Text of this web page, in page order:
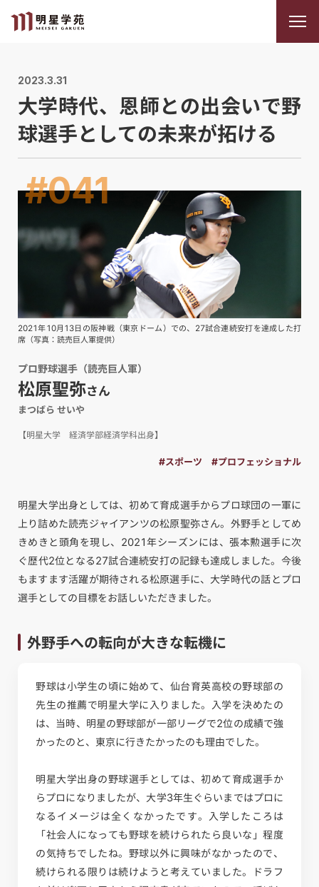
2023.3.31
大学時代、恩師との出会いで野
球選手としての未来が拓ける
#041
2021年10月13日の阪神戦（東京ドーム）での、27試合連続安打を達成した打
席（写真：読売巨人軍提供）
プロ野球選手（読売巨人軍）
松原聖弥さん
まつばら せいや
【明星大学 経済学部経済学科出身】
#スポーツ #プロフェッショナル
明星大学出身としては、初めて育成選手からプロ球団の一軍に
上り詰めた読売ジャイアンツの松原聖弥さん。外野手としてめ
きめきと頭角を現し、2021年シーズンには、張本勲選手に次
ぐ歴代2位となる27試合連続安打の記録も達成しました。今後
もますます活躍が期待される松原選手に、大学時代の話とプロ
選手としての目標をお話しいただきました。
外野手への転向が大きな転機に
野球は小学生の頃に始めて、仙台育英高校の野球部の
先生の推薦で明星大学に入りました。入学を決めたの
は、当時、明星の野球部が一部リーグで2位の成績で強
かったのと、東京に行きたかったのも理由でした。
明星大学出身の野球選手としては、初めて育成選手か
らプロになりましたが、大学3年生ぐらいまではプロに
なるイメージは全くなかったです。入学したころは
「社会人になっても野球を続けられたら良いな」程度
の気持ちでしたね。野球以外に興味がなかったので、
続けられる限りは続けようと考えていました。ドラフ